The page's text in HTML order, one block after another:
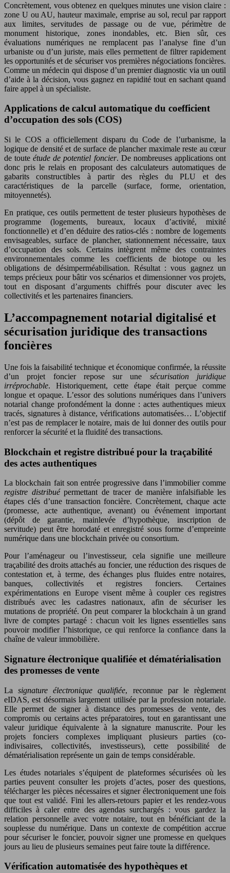
Concrètement, vous obtenez en quelques minutes une vision claire :
zone U ou AU, hauteur maximale, emprise au sol, recul par rapport
aux limites, servitudes de passage ou de vue, périmètre de
monument historique, zones inondables, etc. Bien sûr, ces
évaluations numériques ne remplacent pas l’analyse fine d’un
urbaniste ou d’un juriste, mais elles permettent de filtrer rapidement
les opportunités et de sécuriser vos premières négociations foncières.
Comme un médecin qui dispose d’un premier diagnostic via un outil
d’aide à la décision, vous gagnez en rapidité tout en sachant quand
faire appel à un spécialiste.
Applications de calcul automatique du coefficient
d’occupation des sols (COS)
Si le COS a officiellement disparu du Code de l’urbanisme, la
logique de densité et de surface de plancher maximale reste au cœur
de touteétude de potentiel foncier. De nombreuses applications ont
donc pris le relais en proposant des calculateurs automatiques de
gabarits constructibles à partir des règles du PLU et des
caractéristiques de la parcelle (surface, forme, orientation,
mitoyennetés).
En pratique, ces outils permettent de tester plusieurs hypothèses de
programme (logements, bureaux, locaux d’activité, mixité
fonctionnelle) et d’en déduire des ratios-clés : nombre de logements
envisageables, surface de plancher, stationnement nécessaire, taux
d’occupation des sols. Certains intègrent même des contraintes
environnementales comme les coefficients de biotope ou les
obligations de désimperméabilisation. Résultat : vous gagnez un
temps précieux pour bâtir vos scénarios et dimensionner vos projets,
tout en disposant d’arguments chiffrés pour discuter avec les
collectivités et les partenaires financiers.
L’accompagnement notarial digitalisé et
sécurisation juridique des transactions
foncières
Une fois la faisabilité technique et économique confirmée, la réussite
d’un projet foncier repose sur une sécurisation juridique
irréprochable. Historiquement, cette étape était perçue comme
longue et opaque. L’essor des solutions numériques dans l’univers
notarial change profondément la donne : actes authentiques mieux
tracés, signatures à distance, vérifications automatisées… L’objectif
n’est pas de remplacer le notaire, mais de lui donner des outils pour
renforcer la sécurité et la fluidité des transactions.
Blockchain et registre distribué pour la traçabilité
des actes authentiques
La blockchain fait son entrée progressive dans l’immobilier comme
registre distribuépermettant de tracer de manière infalsifiable les
étapes clés d’une transaction foncière. Concrètement, chaque acte
(promesse, acte authentique, avenant) ou événement important
(dépôt de garantie, mainlevée d’hypothèque, inscription de
servitude) peut être horodaté et enregistré sous forme d’empreinte
numérique dans une blockchain privée ou consortium.
Pour l’aménageur ou l’investisseur, cela signifie une meilleure
traçabilité des droits attachés au foncier, une réduction des risques de
contestation et, à terme, des échanges plus fluides entre notaires,
banques, collectivités et registres fonciers. Certaines
expérimentations en Europe visent même à coupler ces registres
distribués avec les cadastres nationaux, afin de sécuriser les
mutations de propriété. On peut comparer la blockchain à un grand
livre de comptes partagé : chacun voit les lignes essentielles sans
pouvoir modifier l’historique, ce qui renforce la confiance dans la
chaîne de valeur immobilière.
Signature électronique qualifiée et dématérialisation
des promesses de vente
Lasignature électronique qualifiée, reconnue par le règlement
eIDAS, est désormais largement utilisée par la profession notariale.
Elle permet de signer à distance des promesses de vente, des
compromis ou certains actes préparatoires, tout en garantissant une
valeur juridique équivalente à la signature manuscrite. Pour les
projets fonciers complexes impliquant plusieurs parties (co-
indivisaires, collectivités, investisseurs), cette possibilité de
dématérialisation représente un gain de temps considérable.
Les études notariales s’équipent de plateformes sécurisées où les
parties peuvent consulter les projets d’actes, poser des questions,
télécharger les pièces nécessaires et signer électroniquement une fois
que tout est validé. Fini les allers-retours papier et les rendez-vous
difficiles à caler entre des agendas surchargés : vous gardez la
relation personnelle avec votre notaire, tout en bénéficiant de la
souplesse du numérique. Dans un contexte de compétition accrue
pour sécuriser le foncier, pouvoir signer une promesse en quelques
jours au lieu de plusieurs semaines peut faire toute la différence.
Vérification automatisée des hypothèques et